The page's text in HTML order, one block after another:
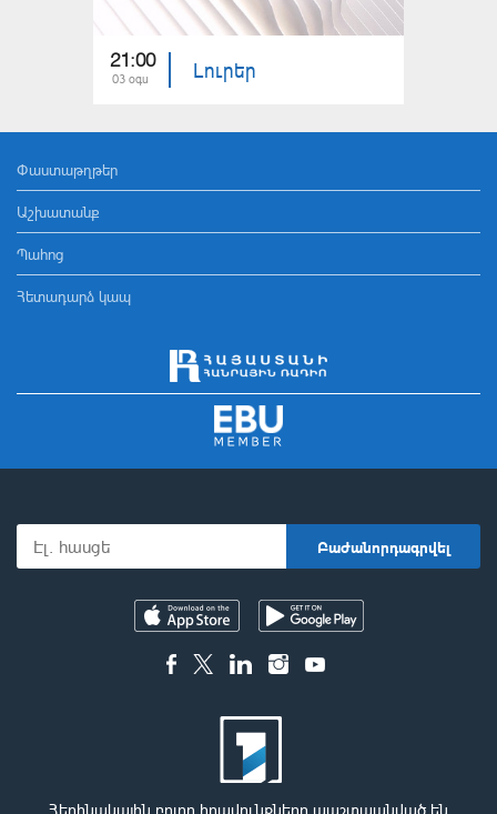
21:00
03 օգս Լուրեր
Փաստաթղթեր
Աշխատանք
Պահոց
Հետադարձ կապ
Հեղինակային բոլոր իրավունքները պաշտպանված են